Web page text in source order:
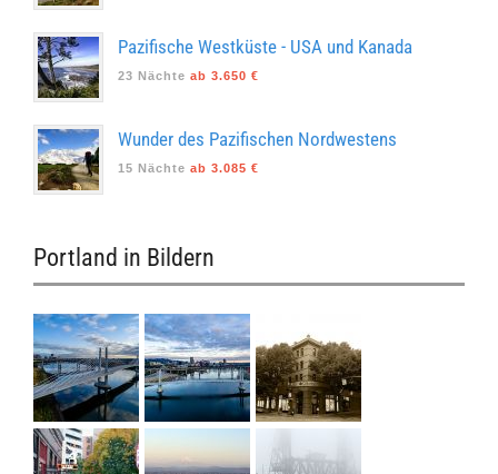
Pazifische Westküste - USA und Kanada
23 Nächte ab 3.650 €
Wunder des Pazifischen Nordwestens
15 Nächte ab 3.085 €
Portland in Bildern